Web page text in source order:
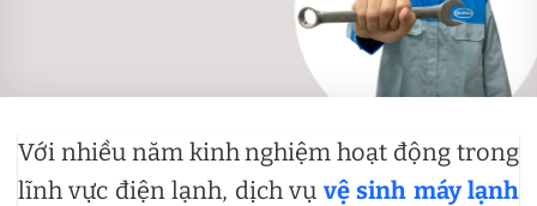
Với nhiều năm kinh nghiệm hoạt động trong
lĩnh vực điện lạnh, dịch vụ vệ sinh máy lạnh